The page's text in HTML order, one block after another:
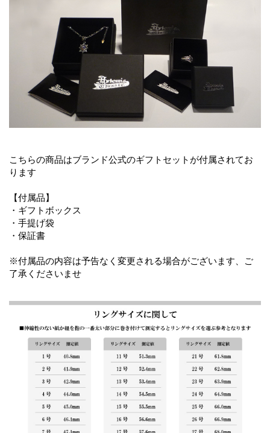
こちらの商品はブランド公式のギフトセットが付属されてお
ります
【付属品】
・ギフトボックス
・手提げ袋
・保証書
※付属品の内容は予告なく変更される場合がございます、ご
了承くださいませ